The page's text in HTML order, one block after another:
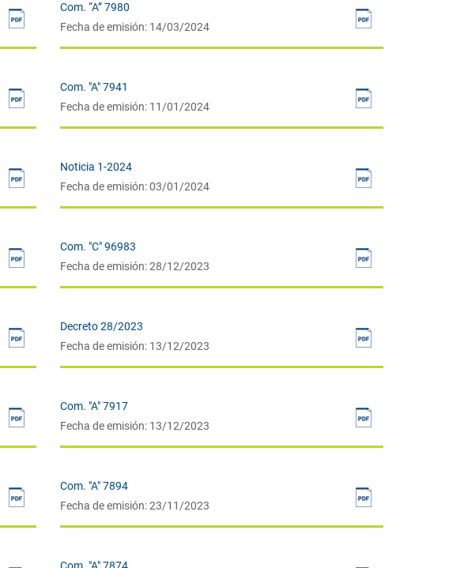
Com. “A” 7980
Fecha de emisión: 14/03/2024
Com. "A" 7941
Fecha de emisión: 11/01/2024
Noticia 1-2024
Fecha de emisión: 03/01/2024
Com. "C" 96983
Fecha de emisión: 28/12/2023
Decreto 28/2023
Fecha de emisión: 13/12/2023
Com. "A" 7917
Fecha de emisión: 13/12/2023
Com. "A" 7894
Fecha de emisión: 23/11/2023